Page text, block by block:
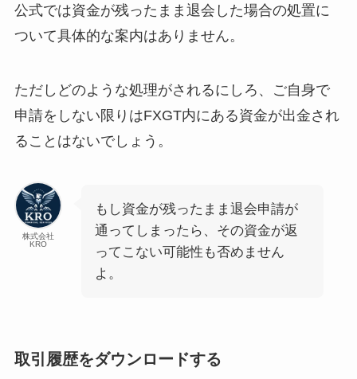
公式では資金が残ったまま退会した場合の処置に
ついて具体的な案内はありません。
ただしどのような処理がされるにしろ、ご自身で
申請をしない限りはFXGT内にある資金が出金され
ることはないでしょう。
株式会社
KRO
もし資金が残ったまま退会申請が
通ってしまったら、その資金が返
ってこない可能性も否めません
よ。
取引履歴をダウンロードする